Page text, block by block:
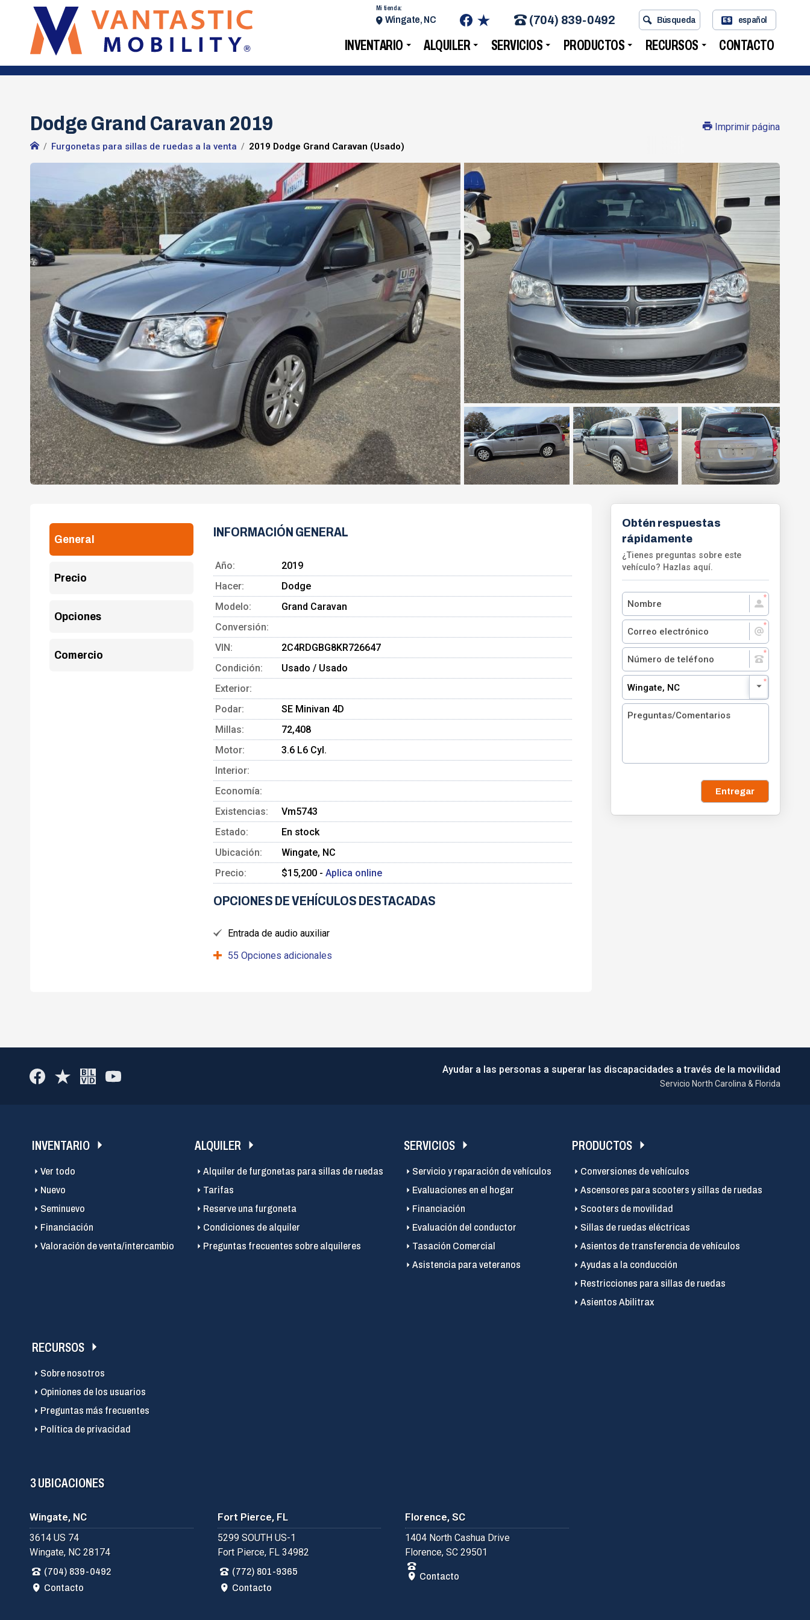
INVENTARIO ALQUILER SERVICIOS PRODUCTOS RECURSOS CONTACTO
Mi tienda:
Wingate, NC (704) 839-0492 Búsqueda ES español
Dodge Grand Caravan 2019
Furgonetas para sillas de ruedas a la venta 2019 Dodge Grand Caravan (Usado)
Imprimir página
General
Precio
Opciones
Comercio
INFORMACIÓN GENERAL
Año:
2019
Hacer:
Dodge
Modelo:
Grand Caravan
Conversión:
VIN:
2C4RDGBG8KR726647
Condición:
Usado / Usado
Exterior:
Podar:
SE Minivan 4D
Millas:
72,408
Motor:
3.6 L6 Cyl.
Interior:
Economía:
Existencias:
Vm5743
Estado:
En stock
Ubicación:
Wingate, NC
Precio:
$15,200 - Aplica online
OPCIONES DE VEHÍCULOS DESTACADAS
Entrada de audio auxiliar
55 Opciones adicionales
Obtén respuestas
rápidamente
¿Tienes preguntas sobre este
vehículo? Hazlas aquí.
Wingate, NC
Entregar
Ayudar a las personas a superar las discapacidades a través de la movilidad
Servicio North Carolina & Florida
INVENTARIO
Ver todo
Nuevo
Seminuevo
Financiación
Valoración de venta/intercambio
ALQUILER
Alquiler de furgonetas para sillas de ruedas
Tarifas
Reserve una furgoneta
Condiciones de alquiler
Preguntas frecuentes sobre alquileres
SERVICIOS
Servicio y reparación de vehículos
Evaluaciones en el hogar
Financiación
Evaluación del conductor
Tasación Comercial
Asistencia para veteranos
PRODUCTOS
Conversiones de vehículos
Ascensores para scooters y sillas de ruedas
Scooters de movilidad
Sillas de ruedas eléctricas
Asientos de transferencia de vehículos
Ayudas a la conducción
Restricciones para sillas de ruedas
Asientos Abilitrax
RECURSOS
Sobre nosotros
Opiniones de los usuarios
Preguntas más frecuentes
Política de privacidad
3 UBICACIONES
Wingate, NC
3614 US 74
Wingate, NC 28174
(704) 839-0492
Contacto
Fort Pierce, FL
5299 SOUTH US-1
Fort Pierce, FL 34982
(772) 801-9365
Contacto
Florence, SC
1404 North Cashua Drive
Florence, SC 29501
Contacto